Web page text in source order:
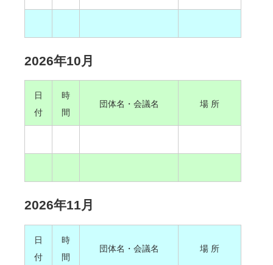
2026年10月
日
付
時
間
団体名・会議名 場 所
2026年11月
日
付
時
間
団体名・会議名 場 所